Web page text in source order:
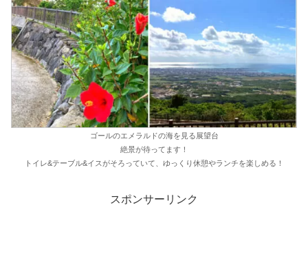
ゴールのエメラルドの海を見る展望台
絶景が待ってます！
トイレ&テーブル&イスがそろっていて、ゆっくり休憩やランチを楽しめる！
スポンサーリンク